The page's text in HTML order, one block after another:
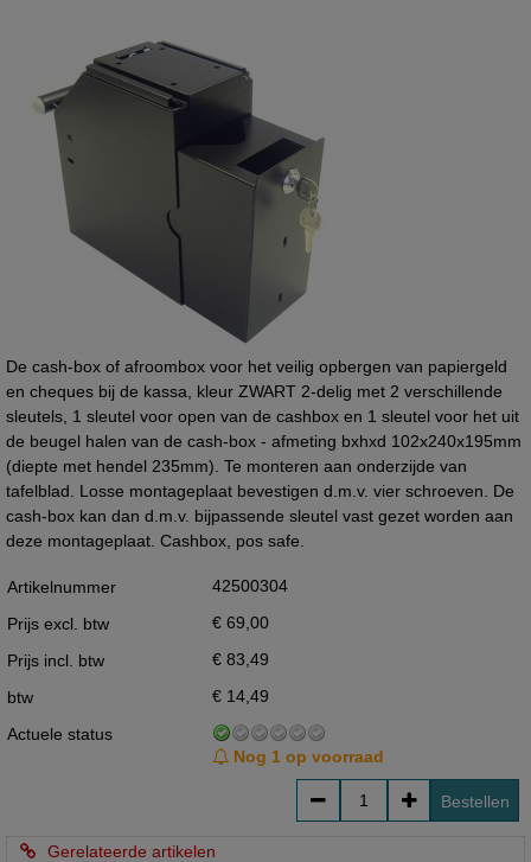
De cash-box of afroombox voor het veilig opbergen van papiergeld
en cheques bij de kassa, kleur ZWART 2-delig met 2 verschillende
sleutels, 1 sleutel voor open van de cashbox en 1 sleutel voor het uit
de beugel halen van de cash-box - afmeting bxhxd 102x240x195mm
(diepte met hendel 235mm). Te monteren aan onderzijde van
tafelblad. Losse montageplaat bevestigen d.m.v. vier schroeven. De
cash-box kan dan d.m.v. bijpassende sleutel vast gezet worden aan
deze montageplaat. Cashbox, pos safe.
Artikelnummer
42500304
Prijs excl. btw
€ 69,00
Prijs incl. btw
€ 83,49
btw
€ 14,49
Actuele status
Nog 1 op voorraad
Bestellen
Gerelateerde artikelen